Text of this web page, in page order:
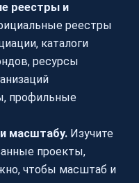
реестры и
реестры
каталоги
ресурсы
профильные
масштабу. Изучите
проекты,
чтобы масштаб и